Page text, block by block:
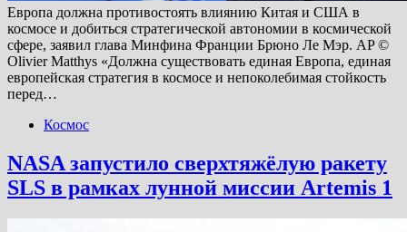
Европа должна противостоять влиянию Китая и США в
космосе и добиться стратегической автономии в космической
сфере, заявил глава Минфина Франции Брюно Ле Мэр. AP ©
Olivier Matthys «Должна существовать единая Европа, единая
европейская стратегия в космосе и непоколебимая стойкость
перед…
Космос
NASA запустило сверхтяжёлую ракету
SLS в рамках лунной миссии Artemis 1